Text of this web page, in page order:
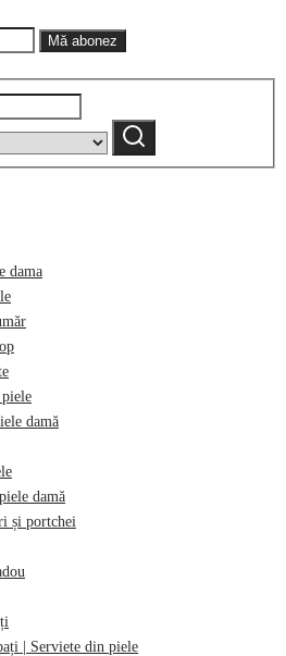
category:
Caută
dama
damă
damă
și portchei
| Serviete din piele